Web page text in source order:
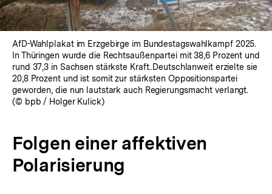
AfD-Wahlplakat im Erzgebirge im Bundestagswahlkampf 2025.
In Thüringen wurde die Rechtsaußenpartei mit 38,6 Prozent und
rund 37,3 in Sachsen stärkste Kraft..Deutschlanweit erzielte sie
20,8 Prozent und ist somit zur stärksten Oppositionspartei
geworden, die nun lautstark auch Regierungsmacht verlangt.
(© bpb / Holger Kulick)
Folgen einer affektiven
Polarisierung